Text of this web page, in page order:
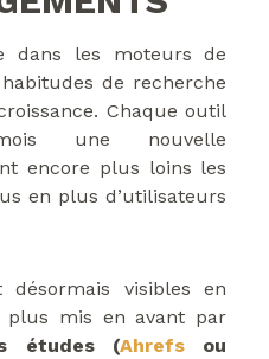
dans les moteurs de
de recherche
Chaque outil
une nouvelle
encore plus loins les
en plus d’utilisateurs
désormais visibles en
mis en avant par
études (Ahrefsou